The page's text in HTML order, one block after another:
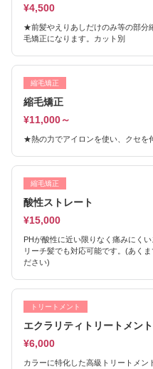
¥4,500
★前髪やえりあしだけのみ等の部
毛矯正になります。カット別
縮毛矯正
縮毛矯正
¥11,000～
★熱の力でアイロンを使い、クセを
縮毛矯正
酸性ストレート
¥15,000
PHが酸性に近い限りなく痛みにく
リーチ髪でも対応可能です。(あく
ださい)
トリートメント
エクラリティトリートメント
¥6,000
カラーに特化した高級トリートメン